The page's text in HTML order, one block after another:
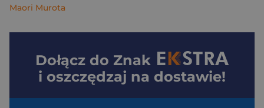
Maori Murota
Dołącz do Znak
i oszczędzaj na dostawie!